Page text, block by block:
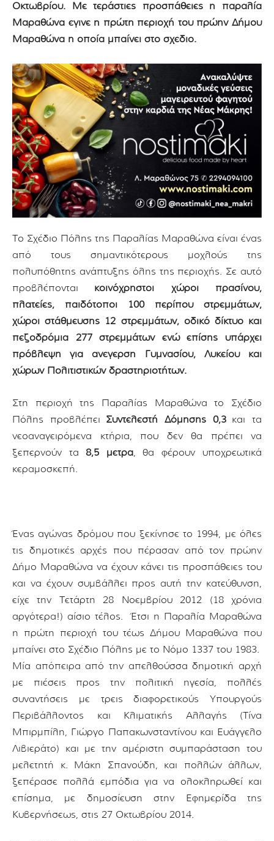
Οκτωβρίου. Με τεράστιες προσπάθειες η παραλία
Μαραθώνα έγινε η πρώτη περιοχή του πρώην Δήμου
Μαραθώνα η οποία μπαίνει στο σχέδιο.
Το Σχέδιο Πόλης της Παραλίας Μαραθώνα είναι ένας
από τους σημαντικότερους μοχλούς της
πολυπόθητης ανάπτυξης όλης της περιοχής. Σε αυτό
προβλέπονται κοινόχρηστοι χώροι πρασίνου,
πλατείες, παιδότοποι 100 περίπου στρεμμάτων,
χώροι στάθμευσης 12 στρεμμάτων, οδικό δίκτυο και
πεζοδρόμια 277 στρεμμάτων ενώ επίσης υπάρχει
πρόβλεψη για ανέγερση Γυμνασίου, Λυκείου και
χώρων Πολιτιστικών δραστηριοτήτων.
Στη περιοχή της Παραλίας Μαραθώνα το Σχέδιο
Πόλης προβλέπει Συντελεστή Δόμησης 0,3και τα
νεοαναγειρόμενα κτήρια, που δεν θα πρέπει να
ξεπερνούν τα 8,5 μέτρα, θα φέρουν υποχρεωτικά
κεραμοσκεπή.
Ένας αγώνας δρόμου που ξεκίνησε το 1994, με όλες
τις δημοτικές αρχές που πέρασαν από τον πρώην
Δήμο Μαραθώνα να έχουν κάνει τις προσπάθειες του
και να έχουν συμβάλλει προς αυτή την κατεύθυνση,
είχε την Τετάρτη 28 Νοεμβρίου 2012 (18 χρόνια
αργότερα!) αίσιο τέλος. Έτσι η Παραλία Μαραθώνα
η πρώτη περιοχή του τέως Δήμου Μαραθώνα που
μπαίνει στο Σχέδιο Πόλης με το Νόμο 1337 του 1983.
Μία απόπειρα από την απελθούσσα δημοτική αρχή
με πιέσεις προς την πολιτική ηγεσία, πολλές
συναντήσεις με τρεις διαφορετικούς Υπουργούς
Περιβάλλοντος και Κλιματικής Αλλαγής (Τίνα
Μπιρμπίλη, Γιώργο Παπακωνσταντίνου και Ευάγγελο
Λιβιεράτο) και με την αμέριστη συμπαράσταση του
μελετητή κ. Μάκη Σπανούδη, και πολλών άλλων,
ξεπέρασε πολλά εμπόδια για να ολοκληρωθεί και
επίσημα, με δημοσίευση στην Εφημερίδα της
Κυβερνήσεως, στις 27 Οκτωβρίου 2014.